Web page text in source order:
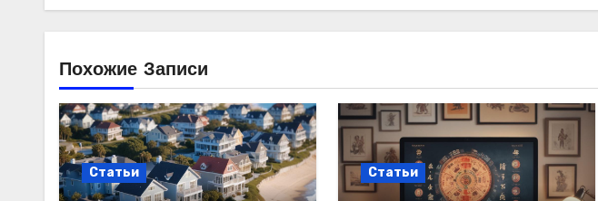
Похожие Записи
Статьи Статьи